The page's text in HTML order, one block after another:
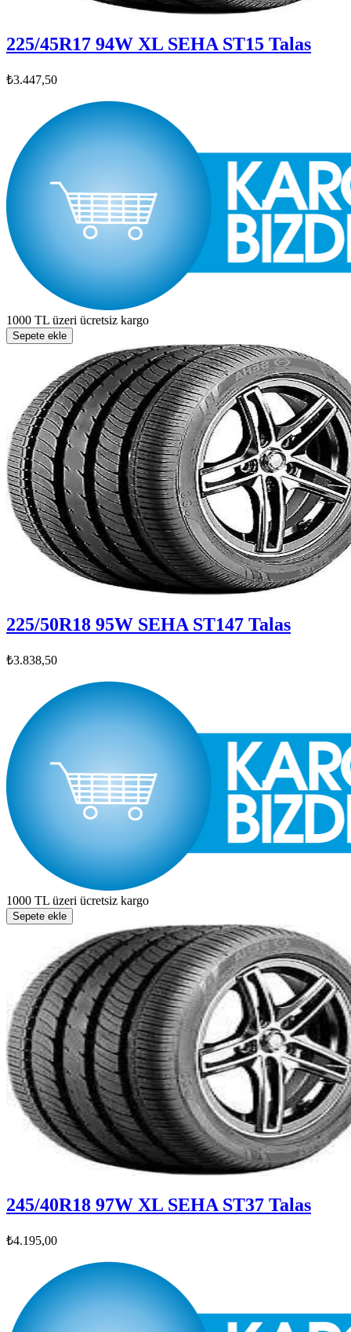
225/45R17 94W XL SEHA ST15 Talas
₺3.447,50
1000 TL üzeri ücretsiz kargo
Sepete ekle
225/50R18 95W SEHA ST147 Talas
₺3.838,50
1000 TL üzeri ücretsiz kargo
Sepete ekle
245/40R18 97W XL SEHA ST37 Talas
₺4.195,00